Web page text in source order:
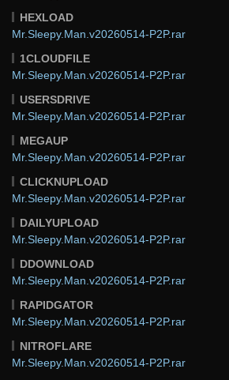
HEXLOAD
Mr.Sleepy.Man.v20260514-P2P.rar
1CLOUDFILE
Mr.Sleepy.Man.v20260514-P2P.rar
USERSDRIVE
Mr.Sleepy.Man.v20260514-P2P.rar
MEGAUP
Mr.Sleepy.Man.v20260514-P2P.rar
CLICKNUPLOAD
Mr.Sleepy.Man.v20260514-P2P.rar
DAILYUPLOAD
Mr.Sleepy.Man.v20260514-P2P.rar
DDOWNLOAD
Mr.Sleepy.Man.v20260514-P2P.rar
RAPIDGATOR
Mr.Sleepy.Man.v20260514-P2P.rar
NITROFLARE
Mr.Sleepy.Man.v20260514-P2P.rar